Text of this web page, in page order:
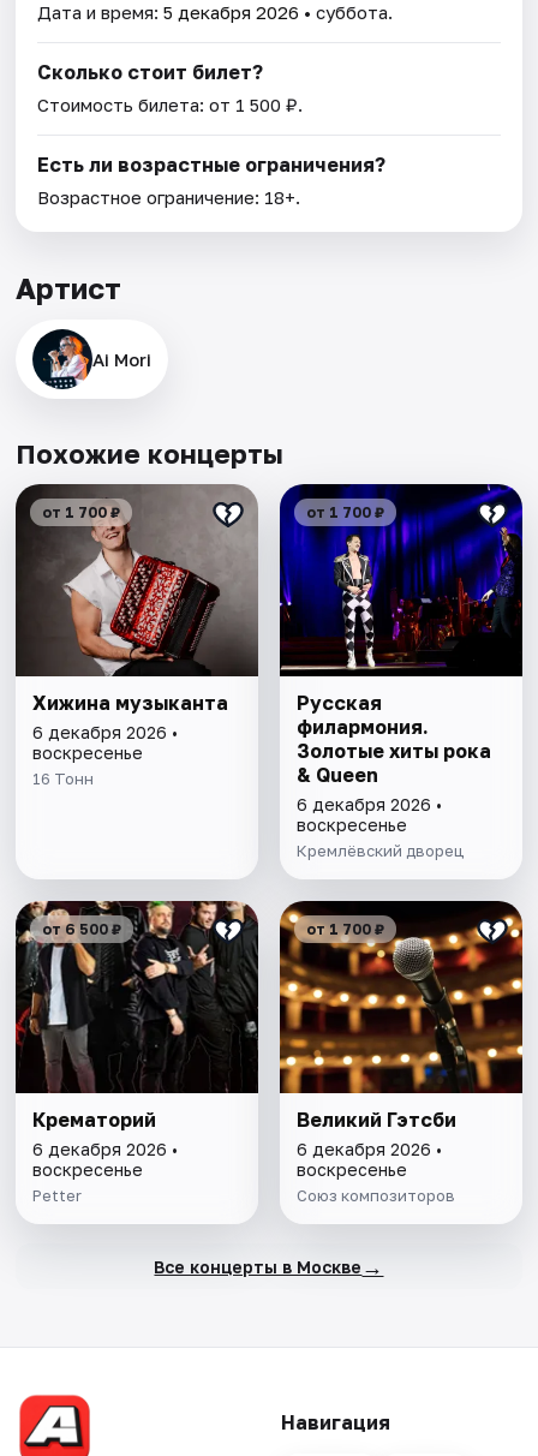
Дата и время:5 декабря 2026 • суббота.
Сколько стоит билет?
Стоимость билета: от 1 500 ₽.
Есть ли возрастные ограничения?
Возрастное ограничение: 18+.
Артист
Ai Mori
Похожие концерты
от 1 700 ₽
Хижина музыканта
6 декабря 2026 •
воскресенье
16 Тонн
от 1 700 ₽
Русская
филармония.
Золотые хиты рока
& Queen
6 декабря 2026 •
воскресенье
Кремлёвский дворец
от 6 500 ₽
Крематорий
6 декабря 2026 •
воскресенье
Petter
от 1 700 ₽
Великий Гэтсби
6 декабря 2026 •
воскресенье
Союз композиторов
Все концерты в Москве →
Навигация